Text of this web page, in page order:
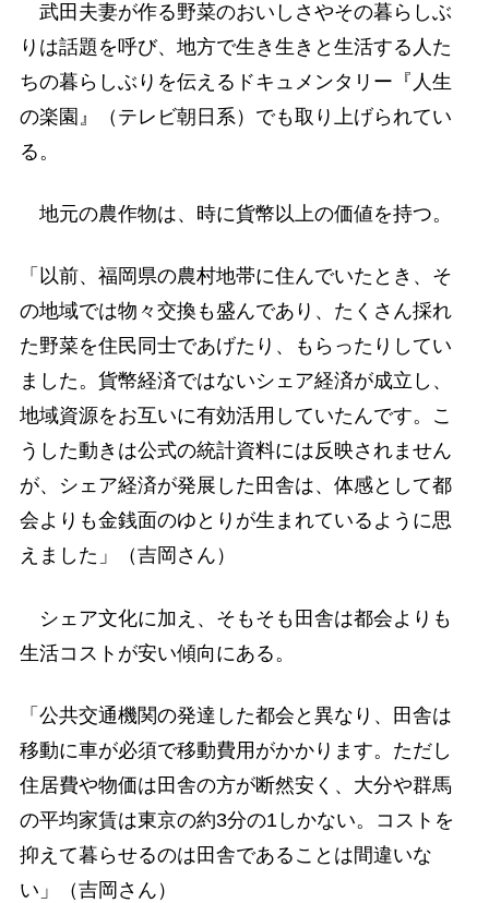
武田夫妻が作る野菜のおいしさやその暮らしぶ
りは話題を呼び、地方で生き生きと生活する人た
ちの暮らしぶりを伝えるドキュメンタリー『人生
の楽園』（テレビ朝日系）でも取り上げられてい
る。
地元の農作物は、時に貨幣以上の価値を持つ。
「以前、福岡県の農村地帯に住んでいたとき、そ
の地域では物々交換も盛んであり、たくさん採れ
た野菜を住民同士であげたり、もらったりしてい
ました。貨幣経済ではないシェア経済が成立し、
地域資源をお互いに有効活用していたんです。こ
うした動きは公式の統計資料には反映されません
が、シェア経済が発展した田舎は、体感として都
会よりも金銭面のゆとりが生まれているように思
えました」（吉岡さん）
シェア文化に加え、そもそも田舎は都会よりも
生活コストが安い傾向にある。
「公共交通機関の発達した都会と異なり、田舎は
移動に車が必須で移動費用がかかります。ただし
住居費や物価は田舎の方が断然安く、大分や群馬
の平均家賃は東京の約3分の1しかない。コストを
抑えて暮らせるのは田舎であることは間違いな
い」（吉岡さん）